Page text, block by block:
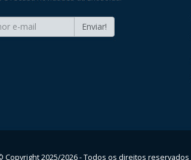
Enviar!
Copyright 2025/2026 - Todos os direitos reservados